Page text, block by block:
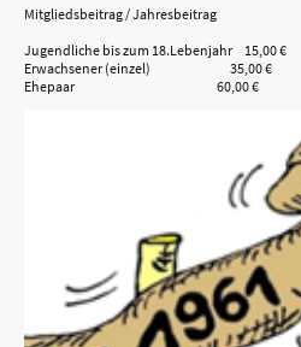
Mitgliedsbeitrag / Jahresbeitrag
Jugendliche bis zum 18.Lebenjahr 15,00 €
Erwachsener (einzel) 35,00 €
Ehepaar 60,00 €